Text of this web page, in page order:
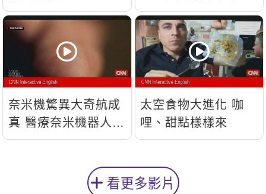
奈米機驚異大奇航成
真 醫療奈米機器人問
世
太空食物大進化 咖
哩、甜點樣樣來
看更多影片